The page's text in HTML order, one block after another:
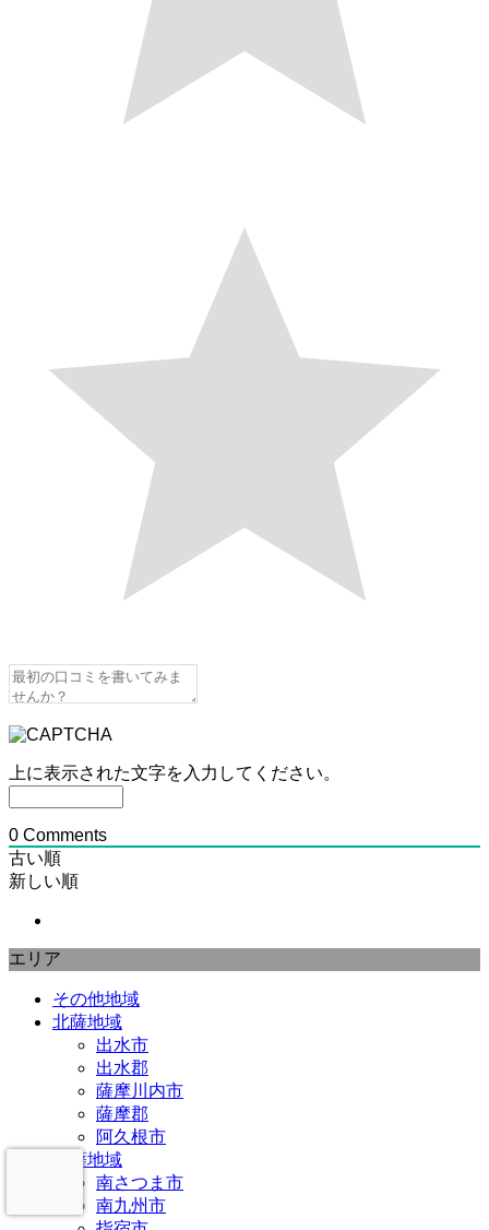
上に表示された文字を入力してください。
0 Comments
古い順
新しい順
エリア
その他地域
北薩地域
出水市
出水郡
薩摩川内市
薩摩郡
阿久根市
南薩地域
南さつま市
南九州市